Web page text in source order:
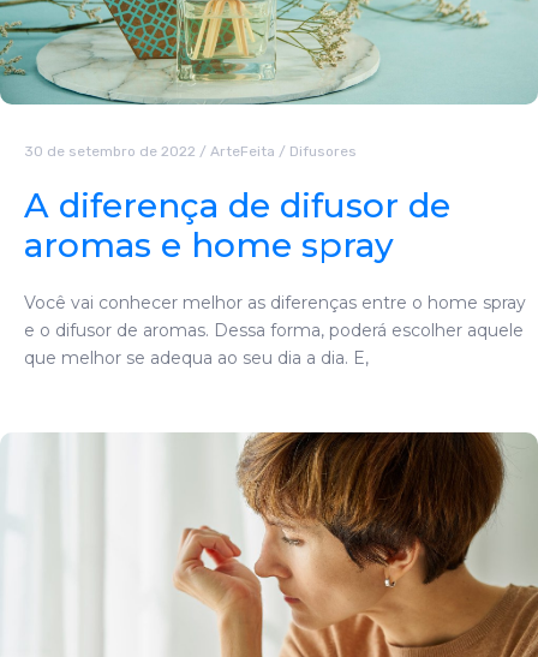
30 de setembro de 2022 / ArteFeita / Difusores
A diferença de difusor de
aromas e home spray
Você vai conhecer melhor as diferenças entre o home spray
e o difusor de aromas. Dessa forma, poderá escolher aquele
que melhor se adequa ao seu dia a dia. E,